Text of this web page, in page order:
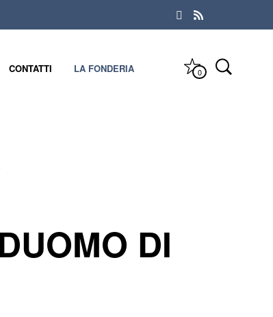
CONTATTI LA FONDERIA 0
DI